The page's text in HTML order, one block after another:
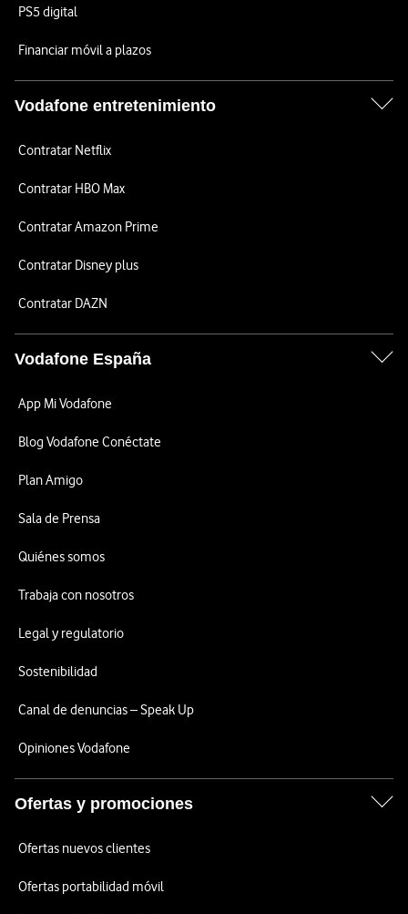
PS5 digital
Financiar móvil a plazos
Vodafone entretenimiento
Contratar Netflix
Contratar HBO Max
Contratar Amazon Prime
Contratar Disney plus
Contratar DAZN
Vodafone España
App Mi Vodafone
Blog Vodafone Conéctate
Plan Amigo
Sala de Prensa
Quiénes somos
Trabaja con nosotros
Legal y regulatorio
Sostenibilidad
Canal de denuncias – Speak Up
Opiniones Vodafone
Ofertas y promociones
Ofertas nuevos clientes
Ofertas portabilidad móvil